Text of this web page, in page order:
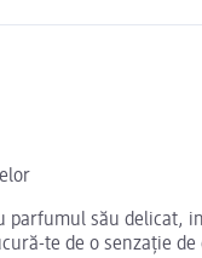
parfumul său
te de o senzație